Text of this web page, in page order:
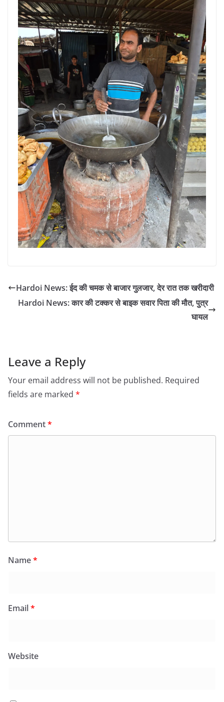
Hardoi News: ईद की चमक से बाजार गुलजार, देर रात तक खरीदारी
Hardoi News: कार की टक्कर से बाइक सवार पिता की मौत, पुत्र
घायल
Leave a Reply
Your email address will not be published. Required
fields are marked *
Comment*
Name*
Email*
Website